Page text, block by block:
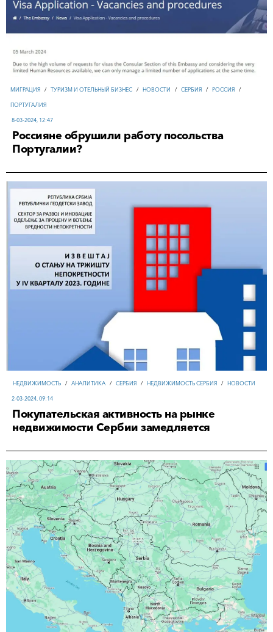
МИГРАЦИЯ / ТУРИЗМ И ОТЕЛЬНЫЙ БИЗНЕС / НОВОСТИ / СЕРБИЯ / РОССИЯ /
ПОРТУГАЛИЯ
8-03-2024, 12:47
Россияне обрушили работу посольства
Португалии?
НЕДВИЖИМОСТЬ / АНАЛИТИКА / СЕРБИЯ / НЕДВИЖИМОСТЬ СЕРБИЯ / НОВОСТИ
2-03-2024, 09:14
Покупательская активность на рынке
недвижимости Сербии замедляется